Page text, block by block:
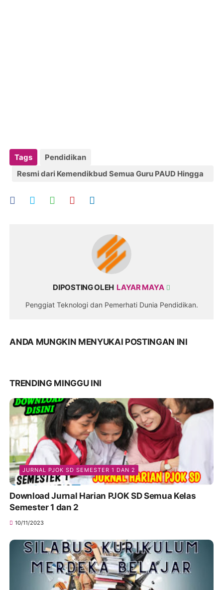
Tags
Pendidikan
Resmi dari Kemendikbud Semua Guru PAUD Hingga
DIPOSTING OLEH LAYAR MAYA
Penggiat Teknologi dan Pemerhati Dunia Pendidikan.
ANDA MUNGKIN MENYUKAI POSTINGAN INI
TRENDING MINGGU INI
JURNAL PJOK SD SEMESTER 1 DAN 2
Download Jurnal Harian PJOK SD Semua Kelas
Semester 1 dan 2
10/11/2023